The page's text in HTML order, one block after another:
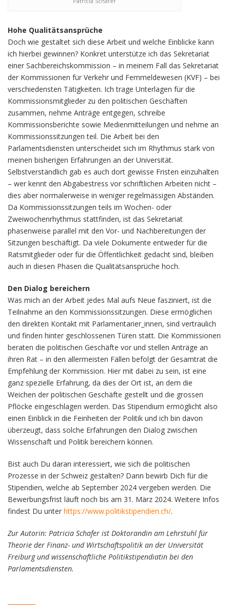
Hohe Qualitätsansprüche
Doch wie gestaltet sich diese Arbeit und welche Einblicke kann
ich hierbei gewinnen? Konkret unterstütze ich das Sekretariat
einer Sachbereichskommission – in meinem Fall das Sekretariat
der Kommissionen für Verkehr und Fernmeldewesen (KVF) – bei
verschiedensten Tätigkeiten. Ich trage Unterlagen für die
Kommissionsmitglieder zu den politischen Geschäften
zusammen, nehme Anträge entgegen, schreibe
Kommissionsberichte sowie Medienmitteilungen und nehme an
Kommissionssitzungen teil. Die Arbeit bei den
Parlamentsdiensten unterscheidet sich im Rhythmus stark von
meinen bisherigen Erfahrungen an der Universität.
Selbstverständlich gab es auch dort gewisse Fristen einzuhalten
– wer kennt den Abgabestress vor schriftlichen Arbeiten nicht –
dies aber normalerweise in weniger regelmässigen Abständen.
Da Kommissionssitzungen teils im Wochen- oder
Zweiwochenrhythmus stattfinden, ist das Sekretariat
phasenweise parallel mit den Vor- und Nachbereitungen der
Sitzungen beschäftigt. Da viele Dokumente entweder für die
Ratsmitglieder oder für die Öffentlichkeit gedacht sind, bleiben
auch in diesen Phasen die Qualitätsansprüche hoch.
Den Dialog bereichern
Was mich an der Arbeit jedes Mal aufs Neue fasziniert, ist die
Teilnahme an den Kommissionssitzungen. Diese ermöglichen
den direkten Kontakt mit Parlamentarier_innen, sind vertraulich
und finden hinter geschlossenen Türen statt. Die Kommissionen
beraten die politischen Geschäfte vor und stellen Anträge an
ihren Rat – in den allermeisten Fällen befolgt der Gesamtrat die
Empfehlung der Kommission. Hier mit dabei zu sein, ist eine
ganz spezielle Erfahrung, da dies der Ort ist, an dem die
Weichen der politischen Geschäfte gestellt und die grossen
Pflöcke eingeschlagen werden. Das Stipendium ermöglicht also
einen Einblick in die Feinheiten der Politik und ich bin davon
überzeugt, dass solche Erfahrungen den Dialog zwischen
Wissenschaft und Politik bereichern können.
Bist auch Du daran interessiert, wie sich die politischen
Prozesse in der Schweiz gestalten? Dann bewirb Dich für die
Stipendien, welche ab September 2024 vergeben werden. Die
Bewerbungsfrist läuft noch bis am 31. März 2024. Weitere Infos
findest Du unter https://www.politikstipendien.ch/.
Zur Autorin: Patricia Schafer ist Doktorandin am Lehrstuhl für
Theorie der Finanz- und Wirtschaftspolitik an der Universität
Freiburg und wissenschaftliche Politikstipendiatin bei den
Parlamentsdiensten.